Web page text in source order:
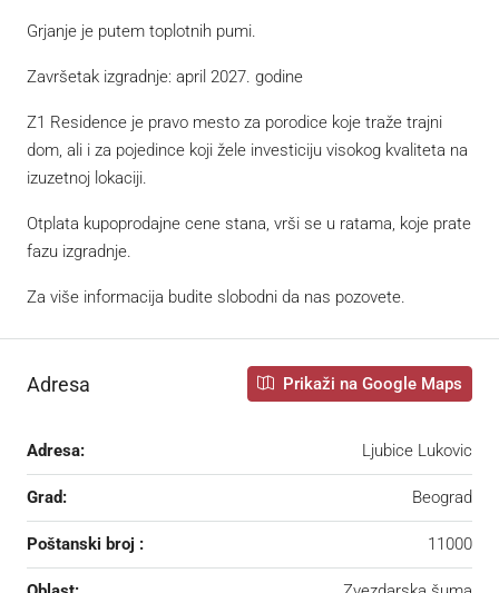
Grjanje je putem toplotnih pumi.
Završetak izgradnje: april 2027. godine
Z1 Residence je pravo mesto za porodice koje traže trajni
dom, ali i za pojedince koji žele investiciju visokog kvaliteta na
izuzetnoj lokaciji.
Otplata kupoprodajne cene stana, vrši se u ratama, koje prate
fazu izgradnje.
Za više informacija budite slobodni da nas pozovete.
Adresa Prikaži na Google Maps
Adresa: Ljubice Lukovic
Grad: Beograd
Poštanski broj : 11000